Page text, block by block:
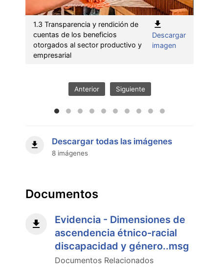
1.3 Transparencia y rendición de
cuentas de los beneficios
otorgados al sector productivo y
empresarial
Descargar
imagen:
Anterior Siguiente
Descargar todas las imágenes
8 imágenes
Documentos
Evidencia - Dimensiones de
ascendencia étnico-racial
discapacidad y género..msg
Documentos Relacionados